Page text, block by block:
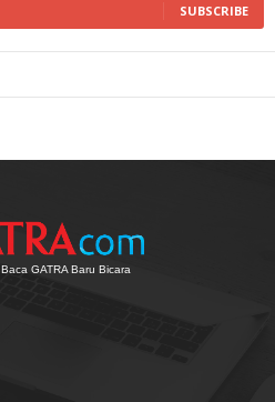
SUBSCRIBE
Baca GATRA Baru Bicara